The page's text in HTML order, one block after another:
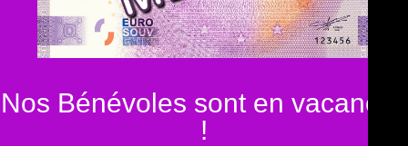
Nos Bénévoles sont en vacances
!